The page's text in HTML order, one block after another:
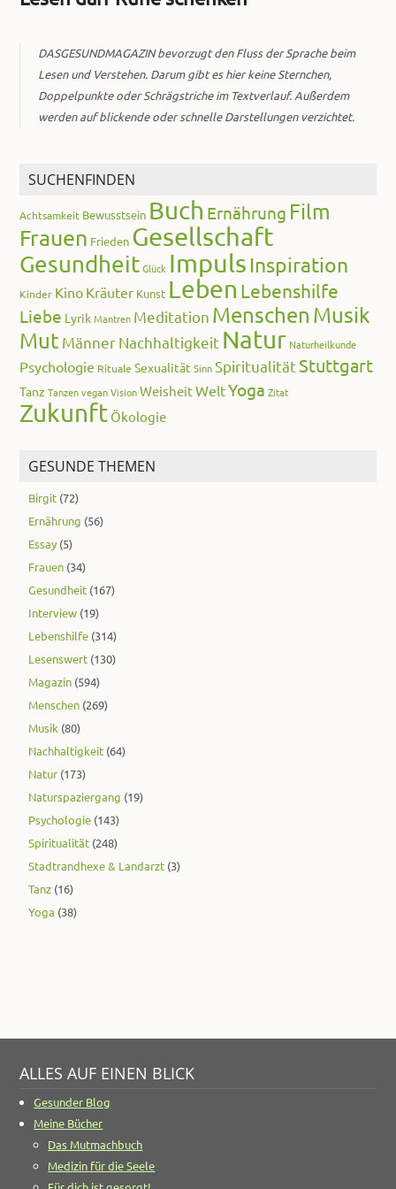
DASGESUNDMAGAZIN bevorzugt den Fluss der Sprache beim
Lesen und Verstehen. Darum gibt es hier keine Sternchen,
Doppelpunkte oder Schrägstriche im Textverlauf. Außerdem
werden auf blickende oder schnelle Darstellungen verzichtet.
SUCHENFINDEN
Achtsamkeit Bewusstsein Buch Ernährung Film
Frauen Frieden Gesellschaft
Gesundheit Glück Impuls Inspiration
Kinder Kino Kräuter Kunst Leben Lebenshilfe
Liebe Lyrik Mantren Meditation Menschen Musik
Mut MännerNachhaltigkeit Natur Naturheilkunde
Psychologie Rituale Sexualität Sinn SpiritualitätStuttgart
Tanz Tanzen vegan Vision WeisheitWeltYoga Zitat
Zukunft Ökologie
GESUNDE THEMEN
Birgit (72)
Ernährung (56)
Essay (5)
Frauen (34)
Gesundheit (167)
Interview (19)
Lebenshilfe (314)
Lesenswert (130)
Magazin (594)
Menschen (269)
Musik (80)
Nachhaltigkeit (64)
Natur (173)
Naturspaziergang (19)
Psychologie (143)
Spiritualität (248)
Stadtrandhexe & Landarzt (3)
Tanz (16)
Yoga (38)
ALLES AUF EINEN BLICK
Gesunder Blog
Meine Bücher
Das Mutmachbuch
Medizin für die Seele